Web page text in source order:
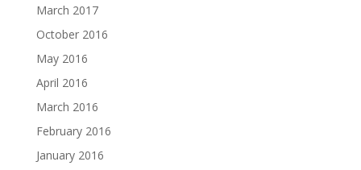
March 2017
October 2016
May 2016
April 2016
March 2016
February 2016
January 2016